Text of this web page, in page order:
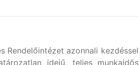
Rendelőintézet azonnali kezdéssel
idejű, teljes munkaidős